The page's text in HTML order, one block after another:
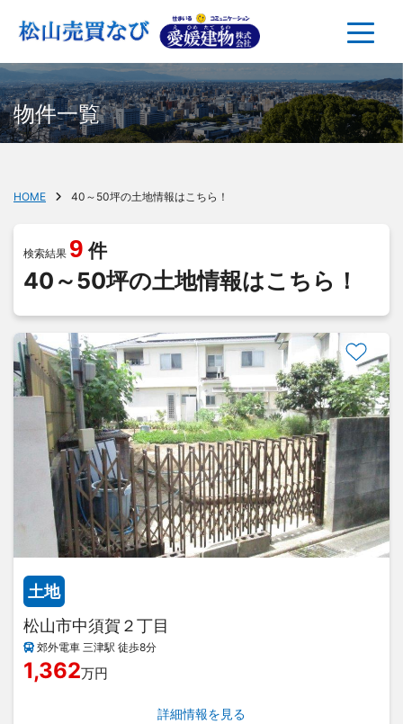
物件一覧
HOME 40～50坪の土地情報はこちら！
検索結果 9 件
40～50坪の土地情報はこちら！
土地
松山市中須賀２丁目
郊外電車 三津駅 徒歩8分
1,362万円
詳細情報を見る